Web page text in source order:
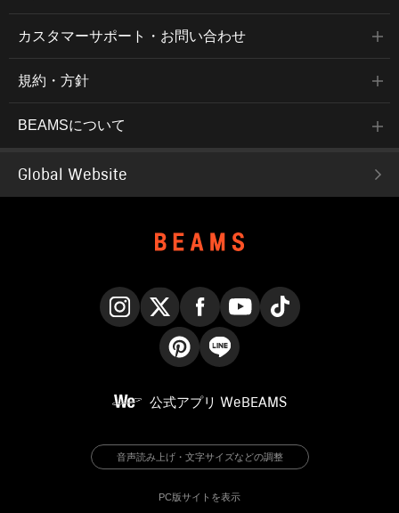
カスタマーサポート・お問い合わせ
規約・方針
BEAMSについて
Global Website
公式アプリ WeBEAMS
音声読み上げ・文字サイズなどの調整
PC版サイトを表示